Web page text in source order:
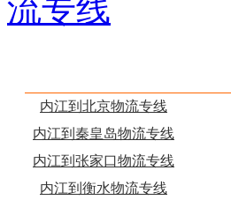
流专线
内江到北京物流专线
内江到秦皇岛物流专线
内江到张家口物流专线
内江到衡水物流专线